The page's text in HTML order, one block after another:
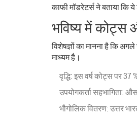
काफी मॉडरेटर्स ने बताया कि
भविष्य में कोट्स
विशेषज्ञों का मानना है कि
माध्यम है।
वृद्धि: इस वर्ष कोट्स पर 37
उपयोगकर्ता सहभागिता:
भौगोलिक वितरण: उत्तर